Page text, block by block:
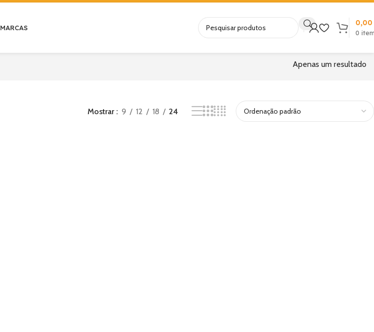
MARCAS
0
0,00
Apenas um resultado
Mostrar 9 12 18 24